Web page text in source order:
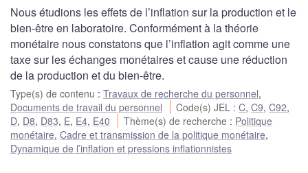
Nous étudions les effets de l’inflation sur la production et le
bien-être en laboratoire. Conformément à la théorie
monétaire nous constatons que l’inflation agit comme une
taxe sur les échanges monétaires et cause une réduction
de la production et du bien-être.
Type(s) de contenu : Travaux de recherche du personnel,
Documents de travail du personnel
Code(s) JEL :C,C9,C92,
D, D8, D83, E, E4, E40 Thème(s) de recherche : Politique
monétaire, Cadre et transmission de la politique monétaire,
Dynamique de l’inflation et pressions inflationnistes